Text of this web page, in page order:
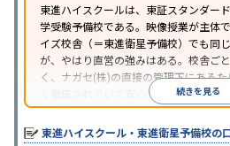
東進ハイスクールは、東証スタンダー
学受験予備校である。映像授業が主体
イズ校舎（＝東進衛星予備校）でも同
が、やはり直営の強みはある。校舎ご
く、ナガセ(株)の直接の管理下にある
で徹底されていて安心できる。
東進衛星予備校は、運営会社により指
なる。体験授業では、授業のみで判断
続きを見る
東進ハイスクール・東進衛星予備校の